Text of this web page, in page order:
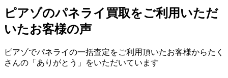
ピアゾのパネライ買取をご利用いただ
いたお客様の声
ピアゾでパネライの一括査定をご利用頂いたお客様からたく
さんの「ありがとう」をいただいています